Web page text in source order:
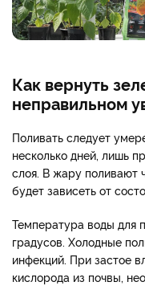
Как вернуть
неправильном
Поливать следует
несколько дней, лишь
слоя. В жару поливают
будет зависеть от
Температура воды для
градусов. Холодные
инфекций. При застое
кислорода из почвы,